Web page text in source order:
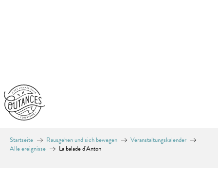
Startseite Rausgehen und sich bewegen
Veranstaltungskalender
Alle ereignisse
La balade d'Anton